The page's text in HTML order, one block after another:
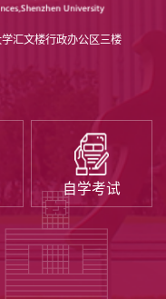
汇文楼行政办公区三楼
自学考试